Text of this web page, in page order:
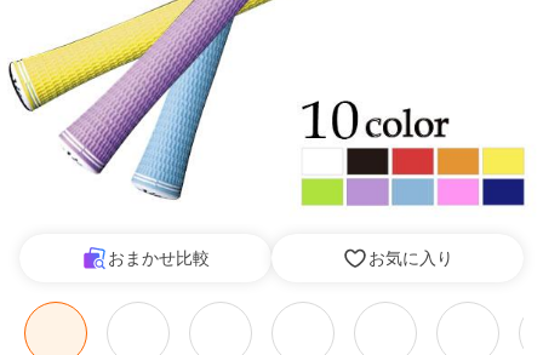
おまかせ比較 お気に入り